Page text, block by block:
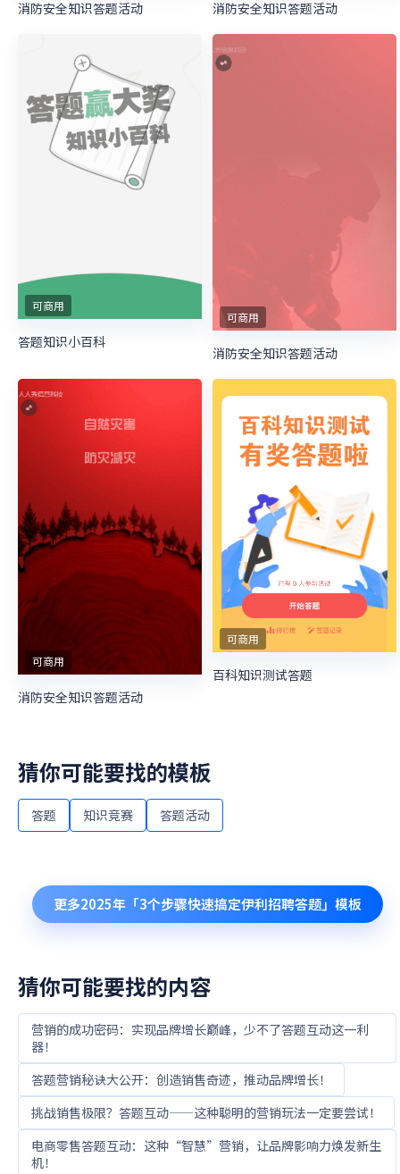
消防安全知识答题活动 消防安全知识答题活动
可商用
答题知识小百科
可商用
消防安全知识答题活动
可商用
消防安全知识答题活动
可商用
百科知识测试答题
猜你可能要找的模板
答题 知识竞赛 答题活动
更多2025年「3个步骤快速搞定伊利招聘答题」 模板
猜你可能要找的内容
营销的成功密码：实现品牌增长巅峰，少不了答题互动这一利
器！
答题营销秘诀大公开：创造销售奇迹，推动品牌增长！
挑战销售极限？答题互动——这种聪明的营销玩法一定要尝试！
电商零售答题互动：这种“智慧”营销，让品牌影响力焕发新生
机！